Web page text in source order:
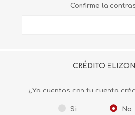
Confirme la
CRÉDITO
¿Ya cuentas con tu cuenta
Si No